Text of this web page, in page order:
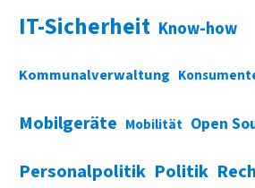
IT-Sicherheit Know-how
Kommunalverwaltung
Mobilgeräte Mobilität Open
Personalpolitik Politik